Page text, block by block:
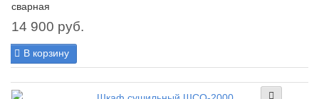
сварная
14 900 руб.
В корзину